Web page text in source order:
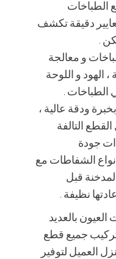
الطباخات
دقيقة تكشف
.
و معالجة
الهود و اللوحة
الطباخات .
ودقة عالية ،
التالفة
جودة
الشفاطات مع
قبل
نظيفة .
بالعديد
جميع قطع
العميل لتوفير